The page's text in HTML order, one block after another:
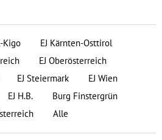
Kigo
EJ Kärnten-Osttirol
EJ Oberösterreich
EJ Steiermark
EJ Wien
EJ H.B.
Burg Finstergrün
Alle